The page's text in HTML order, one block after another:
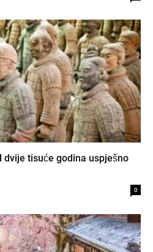
tisuće godina uspješno
0